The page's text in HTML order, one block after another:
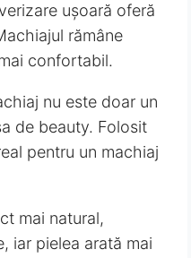
ușoară oferă
rămâne
confortabil.
nu este doar un
de beauty. Folosit
pentru un machiaj
mai natural,
iar pielea arată mai